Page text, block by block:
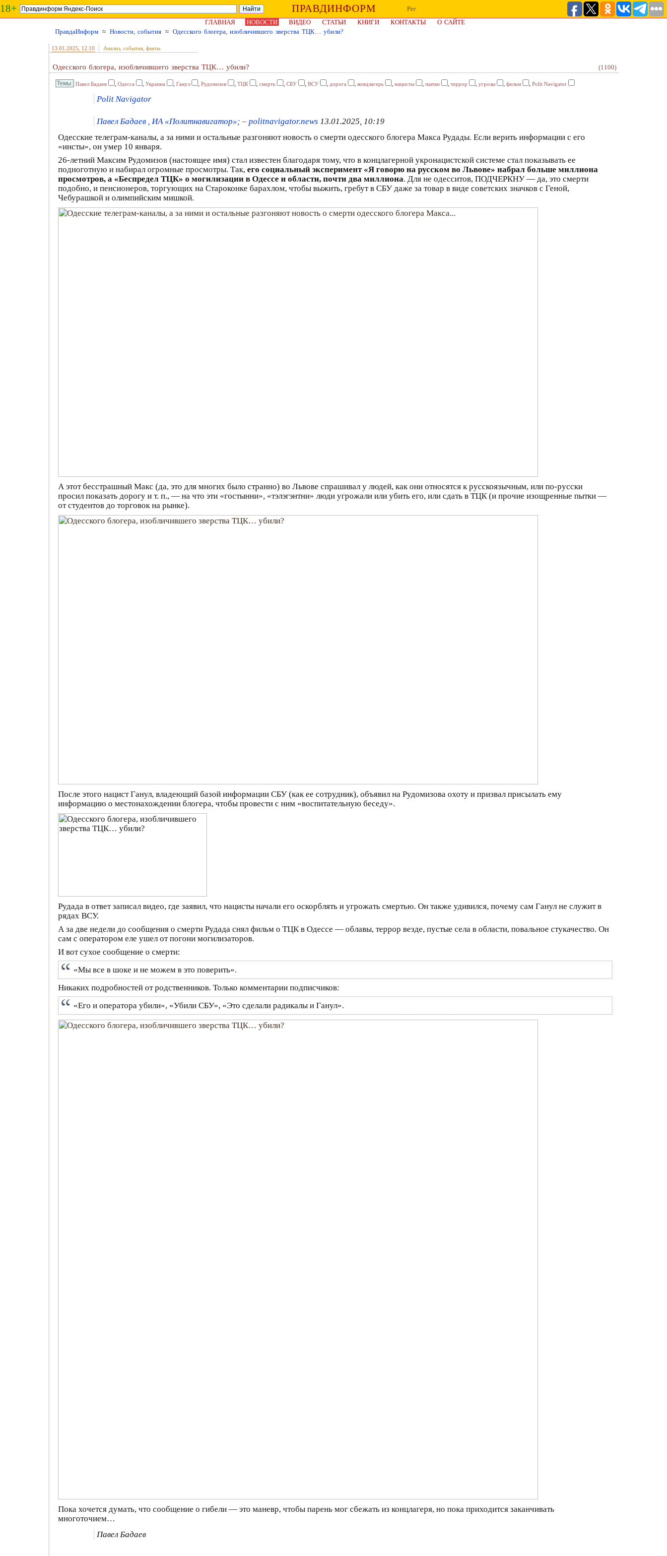
18+ ПРАВДИНФОРМ
Рег
ГЛАВНАЯ
НОВОСТИ ВИДЕО СТАТЬИ КНИГИ КОНТАКТЫ
О САЙТЕ
ПравдаИнформ ≈ Новости, события ≈ Одесского блогера, изобличившего зверства ТЦК… убили?
13.01.2025 , 12:10 Анализ, события, факты
Одесского блогера, изобличившего зверства ТЦК… убили? (1100)
Павел Бадаев , Одесса , Украина , Ганул , Рудомизов , ТЦК , смерть , СБУ , ВСУ , дорога , концлагерь , нацисты , пытки , террор , угрозы , фильм , Polit Navigator
Polit Navigator
Павел Бадаев , ИА «Политнавигатор»; – politnavigator.news 13.01.2025, 10:19
Одесские телеграм-каналы, а за ними и остальные разгоняют новость о смерти одесского блогера Макса Рудады. Если верить информации с его
«инсты», он умер 10 января.
26-летний Максим Рудомизов (настоящее имя) стал известен благодаря тому, что в концлагерной укронацистской системе стал показывать ее
подноготную и набирал огромные просмотры. Так, его социальный эксперимент «Я говорю на русском во Львове» набрал больше миллиона
просмотров, а «Беспредел ТЦК» о могилизации в Одессе и области, почти два миллиона. Для не одесситов, ПОДЧЕРКНУ — да, это смерти
подобно, и пенсионеров, торгующих на Староконке барахлом, чтобы выжить, гребут в СБУ даже за товар в виде советских значков с Геной,
Чебурашкой и олимпийским мишкой.
А этот бесстрашный Макс (да, это для многих было странно) во Львове спрашивал у людей, как они относятся к русскоязычным, или по-русски
просил показать дорогу и т. п., — на что эти «гостынни», «тэлэгэнтни» люди угрожали или убить его, или сдать в ТЦК (и прочие изощренные пытки —
от студентов до торговок на рынке).
После этого нацист Ганул, владеющий базой информации СБУ (как ее сотрудник), объявил на Рудомизова охоту и призвал присылать ему
информацию о местонахождении блогера, чтобы провести с ним «воспитательную беседу».
Рудада в ответ записал видео, где заявил, что нацисты начали его оскорблять и угрожать смертью. Он также удивился, почему сам Ганул не служит в
рядах ВСУ.
А за две недели до сообщения о смерти Рудада снял фильм о ТЦК в Одессе — облавы, террор везде, пустые села в области, повальное стукачество. Он
сам с оператором еле ушел от погони могилизаторов.
И вот сухое сообщение о смерти:
«Мы все в шоке и не можем в это поверить».
Никаких подробностей от родственников. Только комментарии подписчиков:
«Его и оператора убили», «Убили СБУ», «Это сделали радикалы и Ганул».
Пока хочется думать, что сообщение о гибели — это маневр, чтобы парень мог сбежать из концлагеря, но пока приходится заканчивать
многоточием…
Павел Бадаев